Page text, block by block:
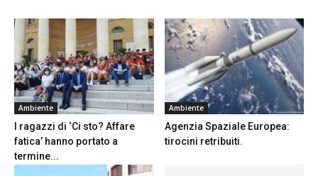
Ambiente
I ragazzi di ‘Ci sto? Affare
fatica’ hanno portato a
termine...
Ambiente
Agenzia Spaziale Europea:
tirocini retribuiti.